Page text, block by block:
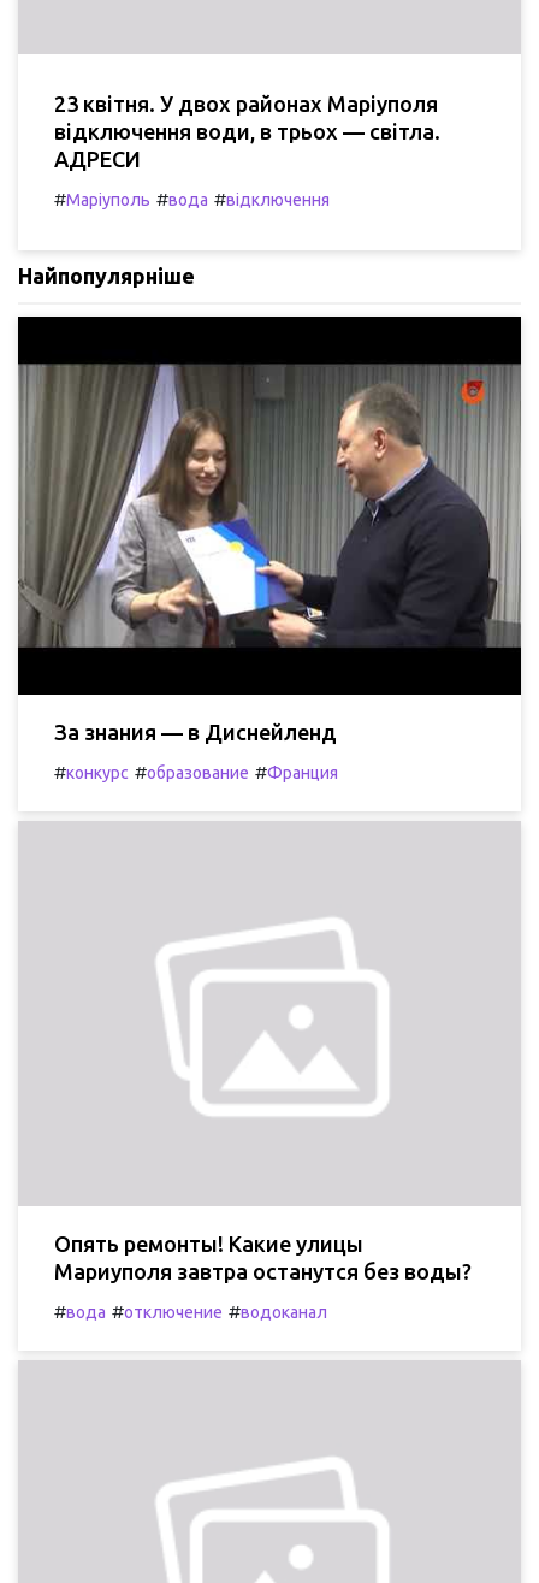
23 квітня. У двох районах Маріуполя
відключення води, в трьох — світла.
АДРЕСИ
#Маріуполь #вода #відключення
Найпопулярніше
За знания — в Диснейленд
#конкурс #образование #Франция
Опять ремонты! Какие улицы
Мариуполя завтра останутся без воды?
#вода #отключение #водоканал